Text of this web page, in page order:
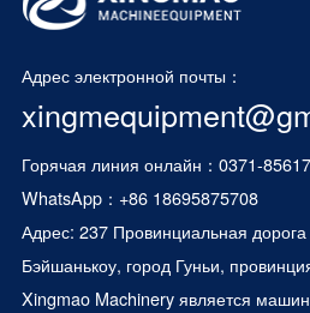
Адрес электронной почты：
Горячая линия онлайн：0371-
WhatsApp： +86 18695875708
Адрес: 237 Провинциальная
Бэйшанькоу, город Гуньи,
Xingmao Machinery является